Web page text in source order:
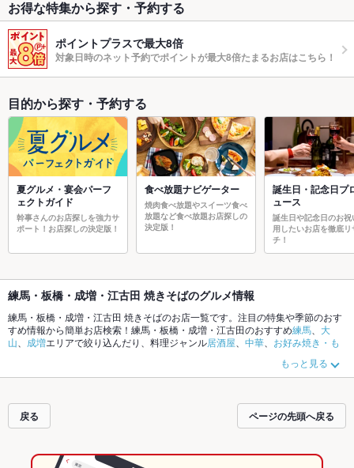
お得な特集から探す・予約する
ポイントプラスで最大8倍
対象日時のネット予約でポイントが最大8倍たまるお店はこちら！
目的から探す・予約する
夏グルメ・宴会パーフ
ェクトガイド
幹事さんのお店探しを強力サ
ポート！お店探しの決定版！
食べ放題ナビゲーター
焼肉食べ放題やスイーツ食べ
放題など食べ放題お店探しの
決定版！
誕生日・記念日プ
ュース
誕生日や記念日のお祝
用したいお店を徹底リ
チ！
練馬・板橋・成増・江古田 焼きそばのグルメ情報
練馬・板橋・成増・江古田 焼きそばのお店一覧です。注目の特集や季節のおす
すめ情報から簡単お店検索！練馬・板橋・成増・江古田のおすすめ練馬
大
山
成増エリアで絞り込んだり、料理ジャンル居酒屋 中華
お好み焼き・も
す。ホットペッパーグルメなら、お得なクーポンはもちろん、とっておきのメ
ニューや季節のおすすめ料理など、お店の最新情報をご紹介しているので安
しの飲み会にも、会社の宴会にも、デートやパーティーにもお得に便利にホッ
トペッパーグルメをご利用ください。
もっと見る
戻る ページの先頭へ戻る